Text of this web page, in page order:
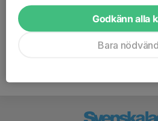
Godkänn alla
Bara